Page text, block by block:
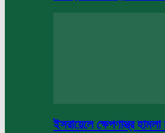
ইসরায়েলে ক্ষেপণাস্ত্র